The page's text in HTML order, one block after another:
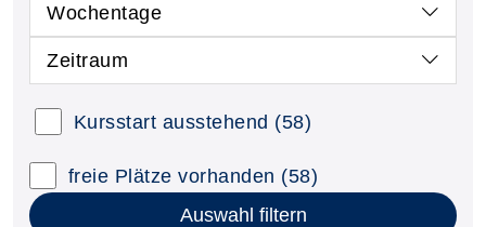
Wochentage
Zeitraum
Kursstart ausstehend (58)
freie Plätze vorhanden (58)
Auswahl filtern